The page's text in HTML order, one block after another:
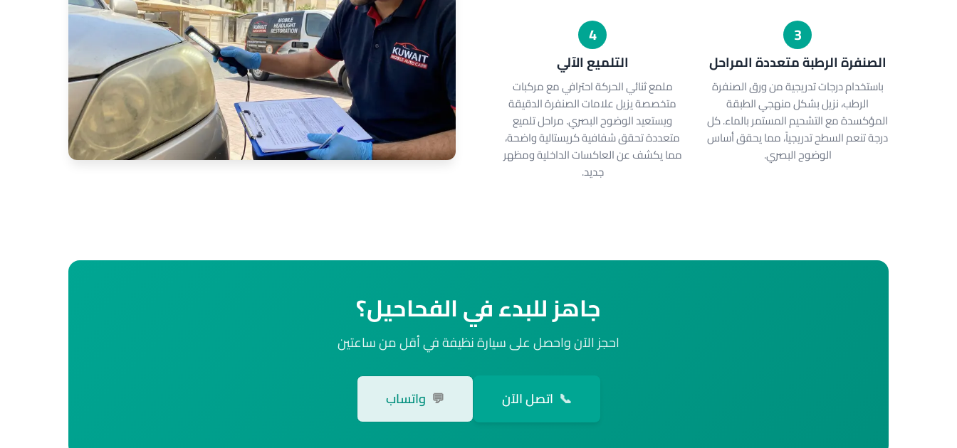
3
الصنفرة الرطبة متعددة المراحل
باستخدام درجات تدريجية من ورق الصنفرة
الرطب، نزيل بشكل منهجي الطبقة
المؤكسدة مع التشحيم المستمر بالماء. كل
درجة تنعم السطح تدريجياً، مما يحقق أساس
الوضوح البصري.
4
التلميع الآلي
ملمع ثنائي الحركة احترافي مع مركبات
متخصصة يزيل علامات الصنفرة الدقيقة
ويستعيد الوضوح البصري. مراحل تلميع
متعددة تحقق شفافية كريستالية واضحة،
مما يكشف عن العاكسات الداخلية ومظهر
جديد.
جاهز للبدء في الفحاحيل؟
احجز الآن واحصل على سيارة نظيفة في أقل من ساعتين
📞 اتصل الآن 💬 واتساب